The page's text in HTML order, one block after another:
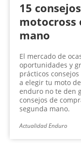
15
motocross
mano
El mercado de
oportunidades y
prácticos
a elegir tu moto
enduro no te den
consejos de
segunda mano.
Actualidad Enduro